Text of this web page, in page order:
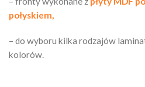
połyskiem,
– do wyboru kilka rodzajów
kolorów.